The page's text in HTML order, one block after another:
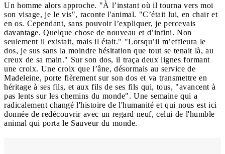
Un homme alors approche. "À l’instant où il tourna vers moi
son visage, je le vis", raconte l'animal. "C’était lui, en chair et
en os. Cependant, sans pouvoir l’expliquer, je percevais
davantage. Quelque chose de nouveau et d’infini. Non
seulement il existait, mais il était." "Lorsqu’il m’effleura le
dos, je sus sans la moindre hésitation que tout se tenait là, au
creux de sa main." Sur son dos, il traça deux lignes formant
une croix. Une croix que l’âne, désormais au service de
Madeleine, porte fièrement sur son dos et va transmettre en
héritage à ses fils, et aux fils de ses fils qui, tous, "avancent à
pas lents sur les chemins du monde". Une semaine qui a
radicalement changé l'histoire de l'humanité et qui nous est ici
donnée de redécouvrir avec un regard neuf, celui de l'humble
animal qui porta le Sauveur du monde.